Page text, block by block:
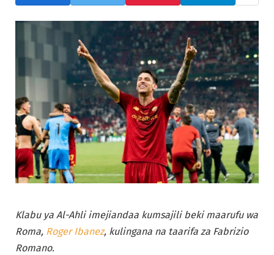
Klabu ya Al-Ahli imejiandaa kumsajili beki maarufu wa
Roma, Roger Ibanez, kulingana na taarifa za Fabrizio
Romano.